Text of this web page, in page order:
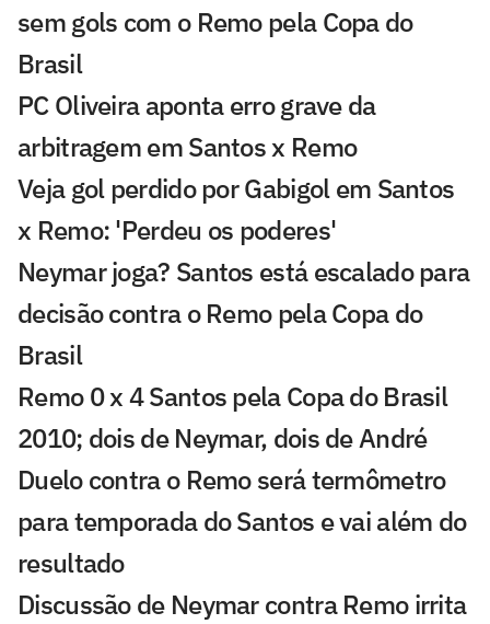
sem gols com o Remo pela Copa do
Brasil
PC Oliveira aponta erro grave da
arbitragem em Santos x Remo
Veja gol perdido por Gabigol em Santos
x Remo: 'Perdeu os poderes'
Neymar joga? Santos está escalado para
decisão contra o Remo pela Copa do
Brasil
Remo 0 x 4 Santos pela Copa do Brasil
2010; dois de Neymar, dois de André
Duelo contra o Remo será termômetro
para temporada do Santos e vai além do
resultado
Discussão de Neymar contra Remo irrita